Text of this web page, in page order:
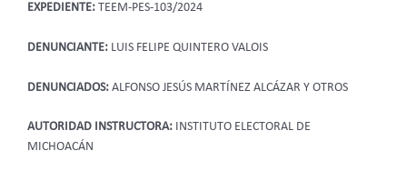
EXPEDIENTE: TEEM-PES-103/2024
DENUNCIANTE: LUIS FELIPE QUINTERO VALOIS
DENUNCIADOS: ALFONSO JESÚS MARTÍNEZ ALCÁZAR Y OTROS
AUTORIDAD INSTRUCTORA:
INSTITUTO ELECTORAL DE
MICHOACÁN